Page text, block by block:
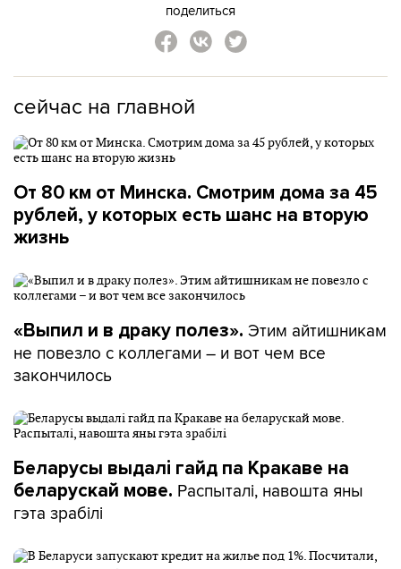
поделиться
сейчас на главной
От 80 км от Минска. Смотрим дома за 45
рублей, у которых есть шанс на вторую
жизнь
«Выпил и в драку полез». Этим айтишникам
не повезло с коллегами – и вот чем все
закончилось
Беларусы выдалі гайд па Кракаве на
беларускай мове. Распыталі, навошта яны
гэта зрабілі